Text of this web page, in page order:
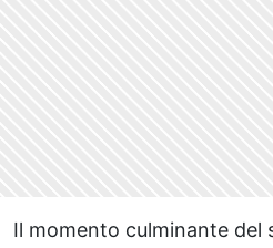
Il momento culminante del